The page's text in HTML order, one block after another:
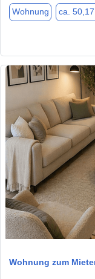
Wohnung ca. 50,17
Wohnung zum